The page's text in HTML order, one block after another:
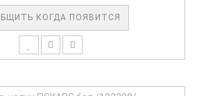
КОГДА ПОЯВИТСЯ